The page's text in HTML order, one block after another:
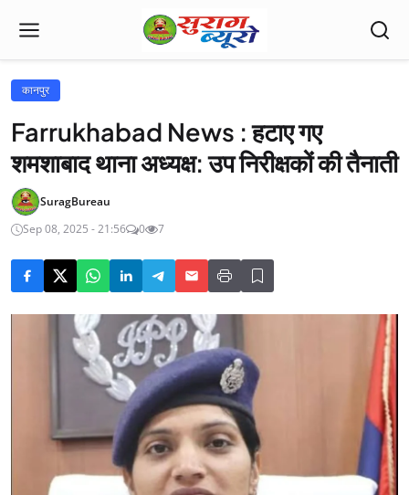
कानपुर
Farrukhabad News : हटाए गए
शमशाबाद थाना अध्यक्ष: उप निरीक्षकों की तैनाती
SuragBureau
Sep 08, 2025 - 21:56
0 7